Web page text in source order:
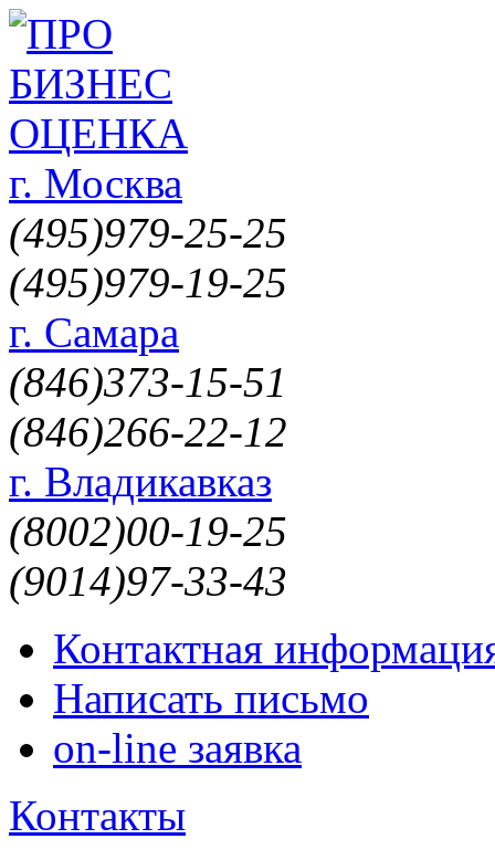
г. Москва
(495)979-25-25
(495)979-19-25
г. Самара
(846)373-15-51
(846)266-22-12
г. Владикавказ
(8002)00-19-25
(9014)97-33-43
Контактная
Написать письмо
on-line заявка
Контакты